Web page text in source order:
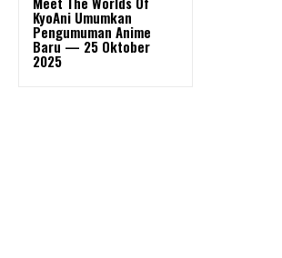
KyoAni Umumkan
Pengumuman Anime
Baru — 25 Oktober
2025